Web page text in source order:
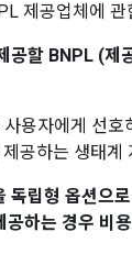
제공업체에 관
공할 BNPL (제
용자에게 선호
공하는 생태계
독립형 옵션으
하는 경우 비